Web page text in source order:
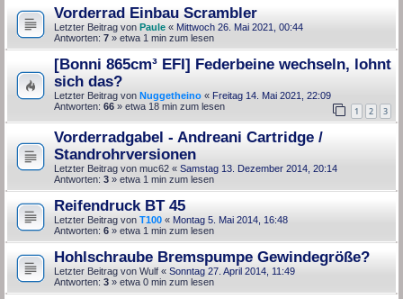
Vorderrad Einbau Scrambler
Letzter Beitrag von Paule « Mittwoch 26. Mai 2021, 00:44
Antworten: 7 » etwa 1 min zum lesen
[Bonni 865cm³ EFI] Federbeine wechseln, lohnt
sich das?
Letzter Beitrag von Nuggetheino « Freitag 14. Mai 2021, 22:09
Antworten: 66 1 2 3
» etwa 18 min zum lesen
Vorderradgabel - Andreani Cartridge /
Standrohrversionen
Letzter Beitrag von muc62 « Samstag 13. Dezember 2014, 20:14
Antworten: 3 » etwa 1 min zum lesen
Reifendruck BT 45
Letzter Beitrag von T100 « Montag 5. Mai 2014, 16:48
Antworten: 6 » etwa 1 min zum lesen
Hohlschraube Bremspumpe Gewindegröße?
Letzter Beitrag von Wulf « Sonntag 27. April 2014, 11:49
Antworten: 3 » etwa 0 min zum lesen